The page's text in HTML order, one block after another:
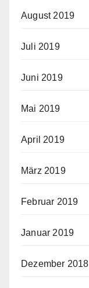
August 2019
Juli 2019
Juni 2019
Mai 2019
April 2019
März 2019
Februar 2019
Januar 2019
Dezember 2018